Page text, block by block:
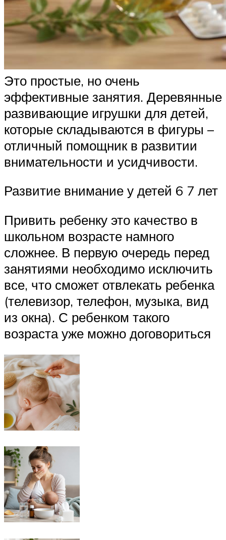
Это простые, но очень
эффективные занятия. Деревянные
развивающие игрушки для детей,
которые складываются в фигуры –
отличный помощник в развитии
внимательности и усидчивости.
Развитие внимание у детей 6 7 лет
Привить ребенку это качество в
школьном возрасте намного
сложнее. В первую очередь перед
занятиями необходимо исключить
все, что сможет отвлекать ребенка
(телевизор, телефон, музыка, вид
из окна). С ребенком такого
возраста уже можно договориться